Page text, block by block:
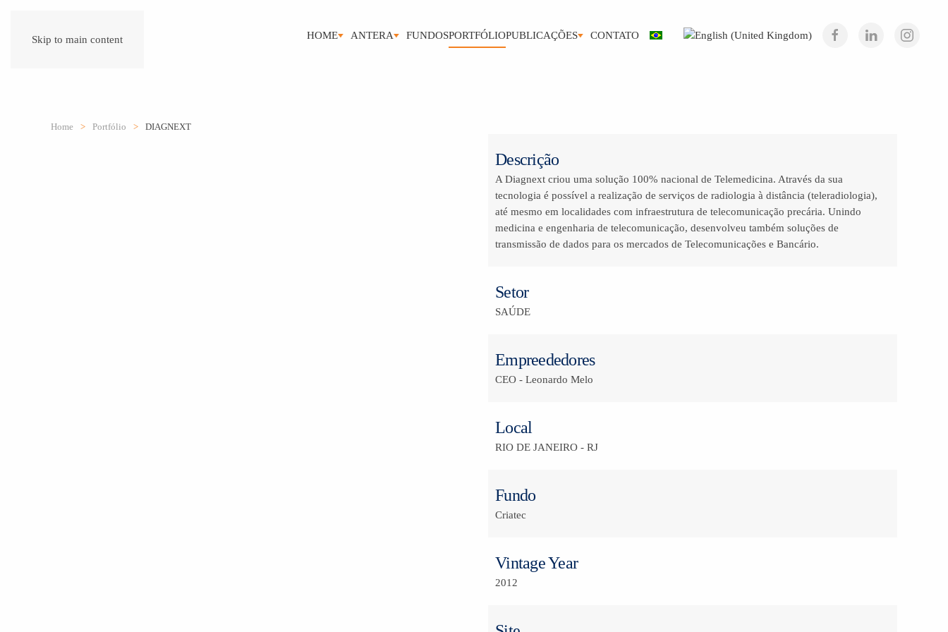
Skip to main content HOME ANTERA FUNDOSPORTFÓLIOPUBLICAÇÕES CONTATO
Home Portfólio DIAGNEXT
Descrição
A Diagnext criou uma solução 100% nacional de Telemedicina. Através da sua
tecnologia é possível a realização de serviços de radiologia à distância (teleradiologia),
até mesmo em localidades com infraestrutura de telecomunicação precária. Unindo
medicina e engenharia de telecomunicação, desenvolveu também soluções de
transmissão de dados para os mercados de Telecomunicações e Bancário.
Setor
SAÚDE
Empreededores
CEO - Leonardo Melo
Local
RIO DE JANEIRO - RJ
Fundo
Criatec
Vintage Year
2012